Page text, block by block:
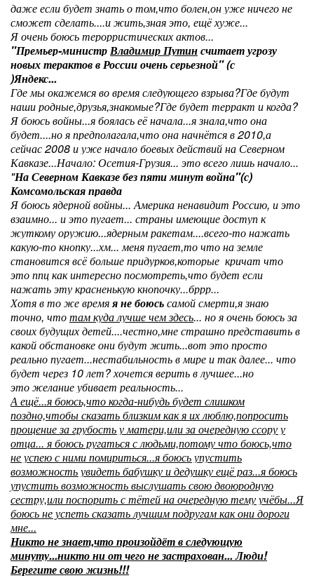
даже если будет знать о том,что болен,он уже ничего не
сможет сделать....и жить,зная это, ещё хуже...
Я очень боюсь терорристических актов...
"Премьер-министрВладимир Путинсчитает угрозу
новых терактов в России очень серьезной" (с
)Яндекс...
Где мы окажемся во время следующего взрыва?Где будут
наши родные,друзья,знакомые?Где будет терракт и когда?
Я боюсь войны...я боялась её начала...я знала,что она
будет....но я предполагала,что она начнётся в 2010,а
сейчас 2008 и уже начало боевых действий на Северном
Кавказе...Начало: Осетия-Грузия... это всего лишь начало...
"На Северном Кавказе без пяти минут война"(с)
Комсомольская правда
Я боюсь ядерной войны... Америка ненавидит Россию, и это
взаимно... и это пугает... страны имеющие доступ к
жуткому оружию...ядерным ракетам....всего-то нажать
какую-то кнопку...хм... меня пугает,то что на земле
становится всё больше придурков,которые кричат что
это ппц как интересно посмотреть,что будет если
нажать эту красненькую кнопочку...бррр...
Хотя в то же времяя не боюсьсамой смерти,я знаю
точно, чтотам куда лучше чем здесь... ноя очень боюсь за
своих будущих детей....честно,мне страшно представить в
какой обстановке они будут жить...вот это просто
реально пугает...нестабильность в мире и так далее... что
будет через 10 лет? хочется верить в лучшее...но
это желание убивает реальность...
А ещё...я боюсь,что когда-нибудь будет слишком
поздно,чтобы сказать близким как я их люблю,попросить
прощение за грубость у матери,или за очередную ссору у
отца... я боюсь ругаться с людьми,потому что боюсь,что
не успею с ними помириться...я боюсь упустить
возможность увидеть бабушку и дедушку ещё раз...я боюсь
упустить возможность выслушать свою двоюродную
сестру,или поспорить с тётей на очередную тему учёбы...Я
боюсь не успеть сказать лучшим подругам как они дороги
мне...
Никто не знает,что произойдёт в следующую
минуту...никто ни от чего не застрахован... Люди!
Берегите свою жизнь!!!